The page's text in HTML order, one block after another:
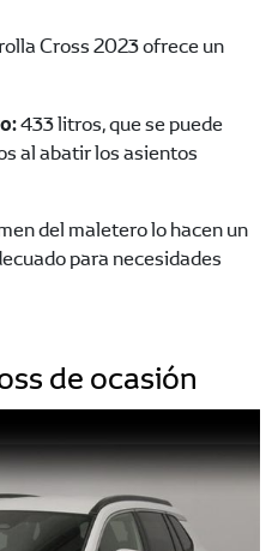
Cross 2023 ofrece un
433 litros, que se puede
al abatir los asientos
del maletero lo hacen un
para necesidades
de ocasión